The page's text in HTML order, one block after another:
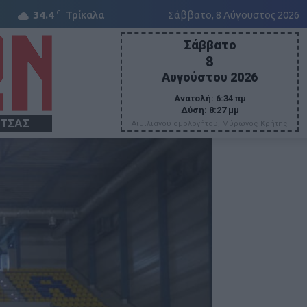
34.4 C Τρίκαλα Σάββατο, 8 Αύγουστος 2026
Σάββατο
8
Αυγούστου 2026
Ανατολή: 6:34 πμ
Δύση: 8:27 μμ
Αιμιλιανού ομολογήτου, Μύρωνος Κρήτης